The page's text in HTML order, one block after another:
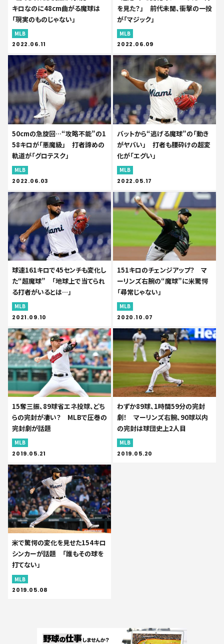
キロなのに48cm曲がる魔球は
「現実のものじゃない」
MLB
2022.06.11
を見た？」 前代未聞、衝撃の一投
が「マジック」
MLB
2022.06.09
50cmの急旋回…“攻略不能”の1
58キロが「悪魔級」 打者諦めの
軌道が「グロテスク」
MLB
2022.06.03
バットから“逃げる魔球”の「動き
がヤバい」 打者も腰砕けの超変
化が「エグい」
MLB
2022.05.17
球速161キロで45センチも変化し
た“超魔球” 「地球上で当てられ
る打者がいるとは…」
MLB
2021.09.10
151キロのチェンジアップ？ マ
ーリンズ右腕の“魔球”に米驚愕
「尋常じゃない」
MLB
2020.10.07
15奪三振、89球省エネ投球、どち
らの完封が凄い？ MLBで圧巻の
完封劇が話題
MLB
2019.05.21
わずか89球、1時間59分の完封
劇！ マーリンズ右腕、90球以内
の完封は球団史上2人目
MLB
2019.05.20
米で驚愕の変化を見せた154キロ
シンカーが話題 「誰もその球を
打てない」
MLB
2019.05.08